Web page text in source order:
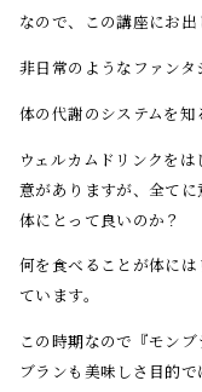
なので、この講座にお出
非日常のようなファンタ
体の代謝のシステムを知
ウェルカムドリンクを
意がありますが、全て
体にとって良いのか？
何を食べることが体に
ています。
この時期なので『モン
ブランも美味しさ目的で